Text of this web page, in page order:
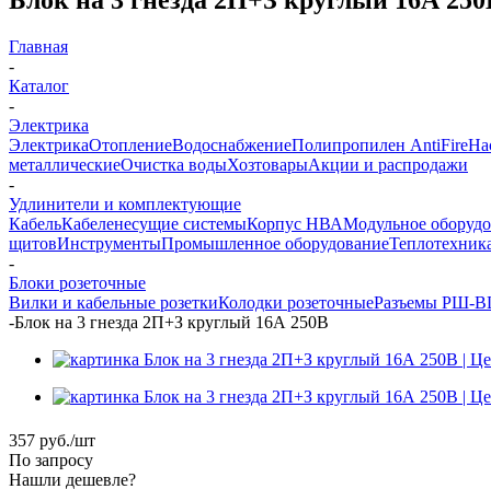
Главная
-
Каталог
-
Электрика
ЭлектрикаОтоплениеВодоснабжениеПолипропилен AntiFire
металлическиеОчистка водыХозтоварыАкции и распродажи
-
Удлинители и комплектующие
КабельКабеленесущие системыКорпус НВАМодульное
щитовИнструментыПромышленное оборудование
-
Блоки розеточные
Вилки и кабельные розеткиКолодки розеточныеРазъемы РШ-
-Блок на 3 гнезда 2П+З круглый 16А 250B
357 руб./шт
По запросу
Нашли дешевле?